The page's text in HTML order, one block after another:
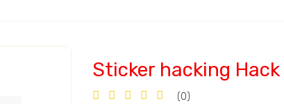
Sticker hacking
(0)